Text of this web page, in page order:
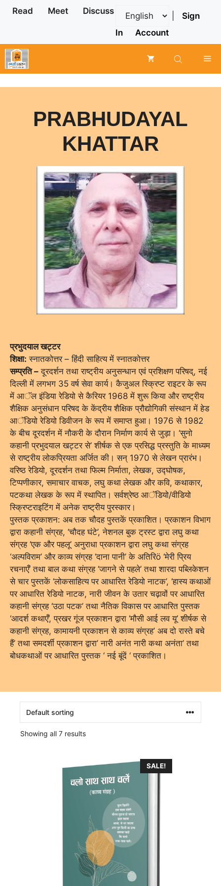
Skip
Read Meet Discuss
Sign
In
Account
PRABHUDAYAL
KHATTAR
प्रभुदयाल खट्टर
शिक्षा: स्नातकोत्तर – हिंदी साहित्य में स्नातकोत्तर
सम्प्रति – दूरदर्शन तथा राष्ट्रीय अनुसन्धान एवं प्रशिक्षण परिषद्, नई
दिल्ली में लगभग 35 वर्ष सेवा कार्य। कैजुअल स्क्रिप्ट राइटर के रूप
में आॅल इंडिया रेडियो से कैरियर 1968 में शुरू किया और राष्ट्रीय
शैक्षिक अनुसंधान परिषद के केंद्रीय शैक्षिक प्रौद्योगिकी संस्थान में हेड
आॅडियो रेडियो डिवीजन के रूप में समाप्त हुआ। 1976 से 1982
के बीच दूरदर्शन में नौकरी के दौरान निर्माण कार्य से जुड़ा। ‘सुनो
कहानी प्रभुदयाल खट्टर से’ शीर्षक से एक प्रसिद्ध प्रस्तुति के माध्यम
से राष्ट्रीय लोकप्रियता अर्जित की। सन् 1970 से लेखन प्रारंभ।
वरिष्ठ रेडियो, दूरदर्शन तथा फिल्म निर्माता, लेखक, उद्घोषक,
टिप्पणीकार, समाचार वाचक, लघु कथा लेखक और कवि, कथाकार,
पटकथा लेखक के रूप में स्थापित। सर्वश्रेष्ठ आॅडियो/वीडियो
स्क्रिप्टराइटिंग में अनेक राष्ट्रीय पुरस्कार।
पुस्तक प्रकाशन: अब तक चौदह पुस्तकें प्रकाशित। प्रकाशन विभाग
द्वारा कहानी संग्रह, ‘चौदह घंटे’, नेशनल बुक ट्रस्ट द्वारा लघु कथा
संग्रह ‘एक और पहलू’ अनुराधा प्रकाशन द्वारा लघु कथा संग्रह
‘अल्पविराम’ और काव्य संग्रह ‘दाना पानी’ के अतिरिö ‘मेरी प्रिय
रचनाएँ’ तथा बाल कथा संग्रह ‘जागने से पहले’ तथा शारदा पब्लिकेशन
से चार पुस्तकें ‘लोकसाहित्य पर आधारित रेडियो नाटक’, ‘हास्य कथाओं
पर आधारित रेडियो नाटक, नारी जीवन के उतार चढ़ावों पर आधारित
कहानी संग्रह ‘उठा पटक’ तथा नैतिक विकास पर आधारित पुस्तक
‘आदर्श कथाएँ’, प्रखर गूंज प्रकाशन द्वारा ‘मौसी आई लव यू’ शीर्षक से
कहानी संग्रह, कामायनी प्रकाशन से काव्य संग्रह’ अब दो रास्ते बचे
हैं’ तथा समदर्शी प्रकाशन द्वारा’ नारी अनंत नारी कथा अनंता’ तथा
बोधकथाओं पर आधारित पुस्तक ‘ नई बूंदें ‘ प्रकाशित।
Showing all 7 results
SALE!